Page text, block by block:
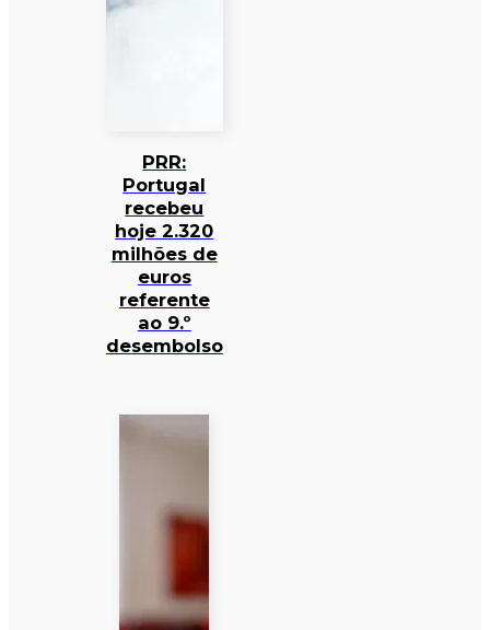
PRR:
Portugal
recebeu
hoje 2.320
milhões de
euros
referente
ao 9.º
desembolso